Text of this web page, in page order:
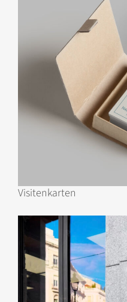
Visitenkarten